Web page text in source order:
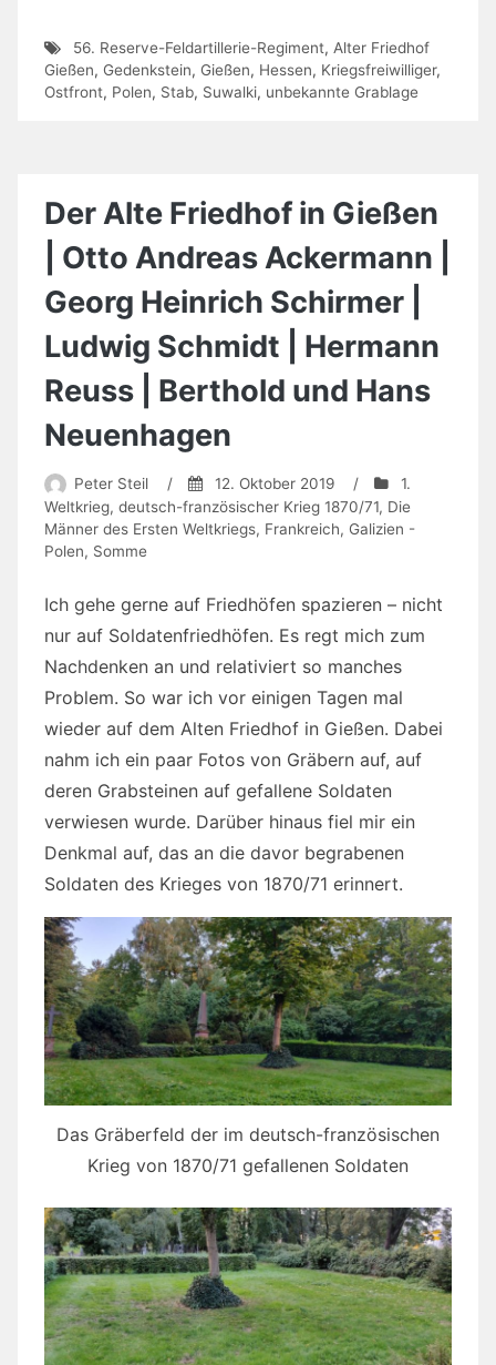
56. Reserve-Feldartillerie-Regiment, Alter Friedhof
Gießen, Gedenkstein, Gießen, Hessen, Kriegsfreiwilliger,
Ostfront, Polen, Stab, Suwalki, unbekannte Grablage
Der Alte Friedhof in Gießen
| Otto Andreas Ackermann |
Georg Heinrich Schirmer |
Ludwig Schmidt | Hermann
Reuss | Berthold und Hans
Neuenhagen
Peter Steil / 12. Oktober 2019 /
1.
Weltkrieg, deutsch-französischer Krieg 1870/71, Die
Männer des Ersten Weltkriegs, Frankreich, Galizien -
Polen, Somme
Ich gehe gerne auf Friedhöfen spazieren – nicht
nur auf Soldatenfriedhöfen. Es regt mich zum
Nachdenken an und relativiert so manches
Problem. So war ich vor einigen Tagen mal
wieder auf dem Alten Friedhof in Gießen. Dabei
nahm ich ein paar Fotos von Gräbern auf, auf
deren Grabsteinen auf gefallene Soldaten
verwiesen wurde. Darüber hinaus fiel mir ein
Denkmal auf, das an die davor begrabenen
Soldaten des Krieges von 1870/71 erinnert.
Das Gräberfeld der im deutsch-französischen
Krieg von 1870/71 gefallenen Soldaten